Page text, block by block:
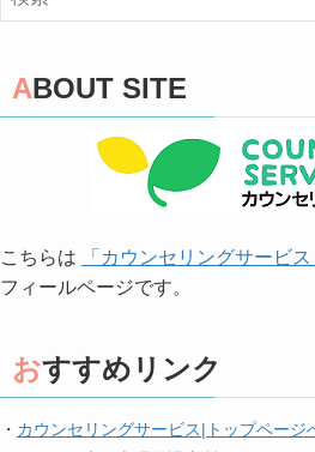
ABOUT SITE
こちらは 「カウンセリングサービス
フィールページです。
おすすめリンク
・ カウンセリングサービス|トップページ